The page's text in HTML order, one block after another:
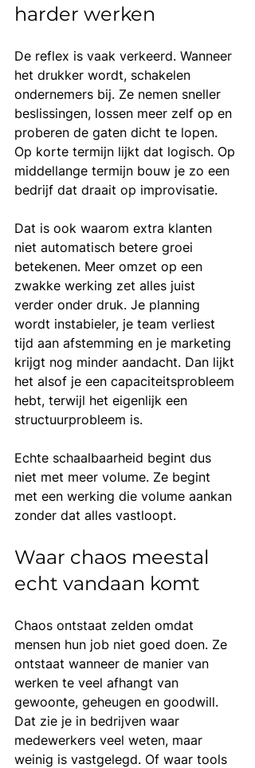
harder werken
De reflex is vaak verkeerd. Wanneer
het drukker wordt, schakelen
ondernemers bij. Ze nemen sneller
beslissingen, lossen meer zelf op en
proberen de gaten dicht te lopen.
Op korte termijn lijkt dat logisch. Op
middellange termijn bouw je zo een
bedrijf dat draait op improvisatie.
Dat is ook waarom extra klanten
niet automatisch betere groei
betekenen. Meer omzet op een
zwakke werking zet alles juist
verder onder druk. Je planning
wordt instabieler, je team verliest
tijd aan afstemming en je marketing
krijgt nog minder aandacht. Dan lijkt
het alsof je een capaciteitsprobleem
hebt, terwijl het eigenlijk een
structuurprobleem is.
Echte schaalbaarheid begint dus
niet met meer volume. Ze begint
met een werking die volume aankan
zonder dat alles vastloopt.
Waar chaos meestal
echt vandaan komt
Chaos ontstaat zelden omdat
mensen hun job niet goed doen. Ze
ontstaat wanneer de manier van
werken te veel afhangt van
gewoonte, geheugen en goodwill.
Dat zie je in bedrijven waar
medewerkers veel weten, maar
weinig is vastgelegd. Of waar tools